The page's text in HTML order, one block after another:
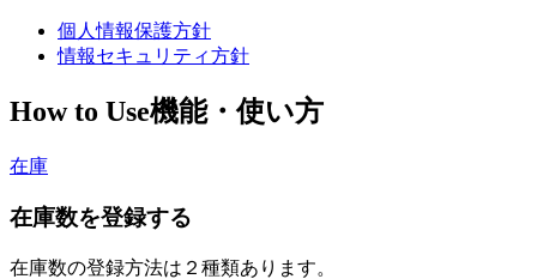
個人情報保護方針
情報セキュリティ方針
How to Use機能・使い方
在庫
在庫数を登録する
在庫数の登録方法は２種類あります。